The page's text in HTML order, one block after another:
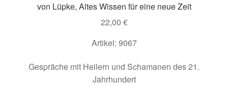
von Lüpke, Altes Wissen für eine neue Zeit
22,00 €
Artikel: 9067
Gespräche mit Heilern und Schamanen des 21.
Jahrhundert